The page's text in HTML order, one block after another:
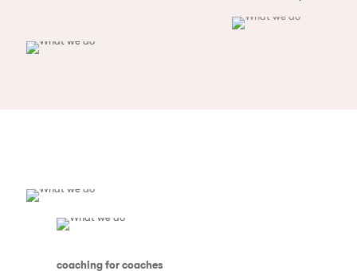
coaching for coaches